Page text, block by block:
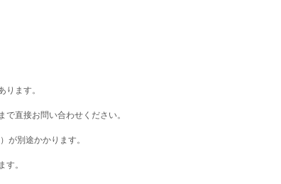
ります。
直接お問い合わせください。
が別途かかります。
す。